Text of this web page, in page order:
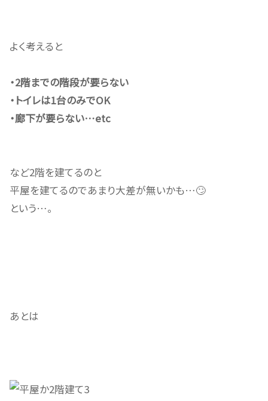
よく考えると
・2階までの階段が要らない
・トイレは1台のみでOK
・廊下が要らない…etc
など2階を建てるのと
平屋を建てるのであまり大差が無いかも…🙄
という…。
あとは